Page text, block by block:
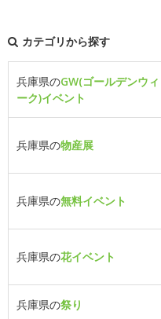
カテゴリから探す
兵庫県のGW(ゴールデンウィ
ーク)イベント
兵庫県の物産展
兵庫県の無料イベント
兵庫県の花イベント
兵庫県の祭り